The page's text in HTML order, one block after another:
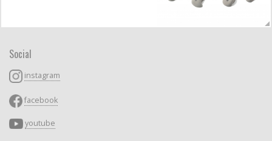
Social
instagram
facebook
youtube